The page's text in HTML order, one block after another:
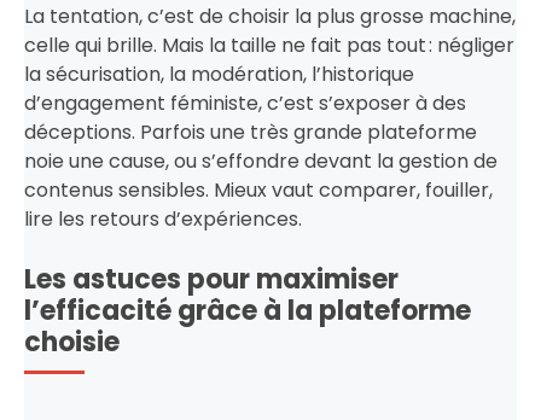
La tentation, c’est de choisir la plus grosse machine,
celle qui brille. Mais la taille ne fait pas tout : négliger
la sécurisation, la modération, l’historique
d’engagement féministe, c’est s’exposer à des
déceptions. Parfois une très grande plateforme
noie une cause, ou s’effondre devant la gestion de
contenus sensibles. Mieux vaut comparer, fouiller,
lire les retours d’expériences.
Les astuces pour maximiser
l’efficacité grâce à la plateforme
choisie